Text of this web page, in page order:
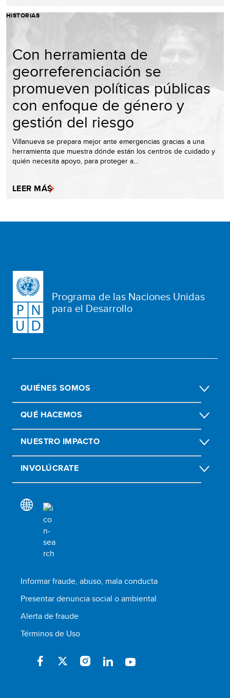
HISTORIAS
Con herramienta de
georreferenciación se
promueven políticas públicas
con enfoque de género y
gestión del riesgo
Villanueva se prepara mejor ante emergencias gracias a una
herramienta que muestra dónde están los centros de cuidado y
quién necesita apoyo, para proteger a…
LEER MÁS
Programa de las Naciones Unidas
para el Desarrollo
QUIÉNES SOMOS
QUÉ HACEMOS
NUESTRO IMPACTO
INVOLÚCRATE
Informar fraude, abuso, mala conducta
Presentar denuncia social o ambiental
Alerta de fraude
Términos de Uso